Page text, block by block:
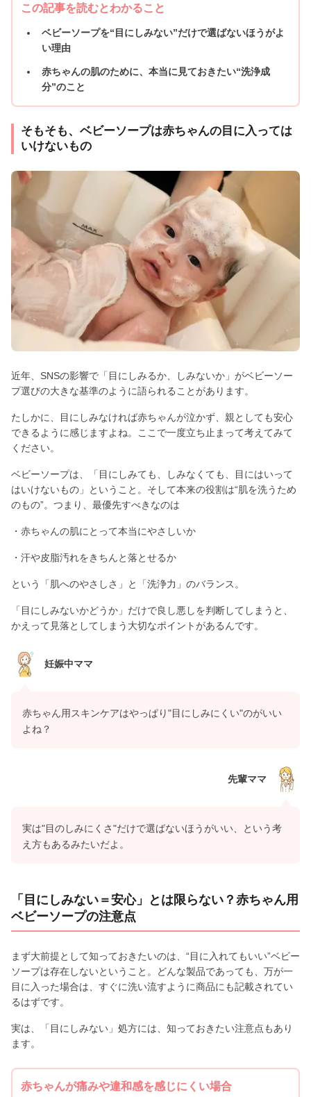
この記事を読むとわかること
ベビーソープを“目にしみない”だけで選ばないほうがよ
い理由
赤ちゃんの肌のために、本当に見ておきたい“洗浄成
分”のこと
そもそも、ベビーソープは赤ちゃんの目に入っては
いけないもの
近年、SNSの影響で「目にしみるか、しみないか」がベビーソー
プ選びの大きな基準のように語られることがあります。
たしかに、目にしみなければ赤ちゃんが泣かず、親としても安心
できるように感じますよね。ここで一度立ち止まって考えてみて
ください。
ベビーソープは、「目にしみても、しみなくても、目にはいって
はいけないもの」ということ。そして本来の役割は“肌を洗うため
のもの”。つまり、最優先すべきなのは
・赤ちゃんの肌にとって本当にやさしいか
・汗や皮脂汚れをきちんと落とせるか
という「肌へのやさしさ」と「洗浄力」のバランス。
「目にしみないかどうか」だけで良し悪しを判断してしまうと、
かえって見落としてしまう大切なポイントがあるんです。
妊娠中ママ
赤ちゃん用スキンケアはやっぱり"目にしみにくい"のがいい
よね？
先輩ママ
実は"目のしみにくさ"だけで選ばないほうがいい、という考
え方もあるみたいだよ。
「目にしみない＝安心」とは限らない？赤ちゃん用
ベビーソープの注意点
まず大前提として知っておきたいのは、“目に入れてもいい”ベビー
ソープは存在しないということ。どんな製品であっても、万が一
目に入った場合は、すぐに洗い流すように商品にも記載されてい
るはずです。
実は、「目にしみない」処方には、知っておきたい注意点もあり
ます。
赤ちゃんが痛みや違和感を感じにくい場合